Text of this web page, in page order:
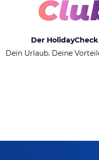
Der
Dein Urlaub. Deine